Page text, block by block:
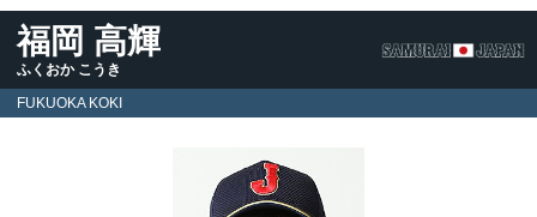
福岡 高輝
ふくおか こうき
FUKUOKA KOKI